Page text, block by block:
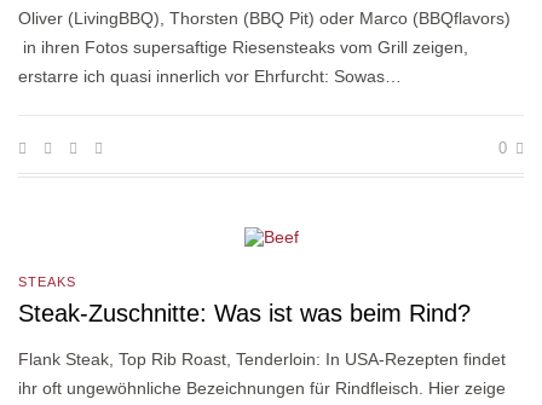
Oliver (LivingBBQ), Thorsten (BBQ Pit) oder Marco (BBQflavors)
in ihren Fotos supersaftige Riesensteaks vom Grill zeigen,
erstarre ich quasi innerlich vor Ehrfurcht: Sowas…
0
STEAKS
Steak-Zuschnitte: Was ist was beim Rind?
Flank Steak, Top Rib Roast, Tenderloin: In USA-Rezepten findet
ihr oft ungewöhnliche Bezeichnungen für Rindfleisch. Hier zeige